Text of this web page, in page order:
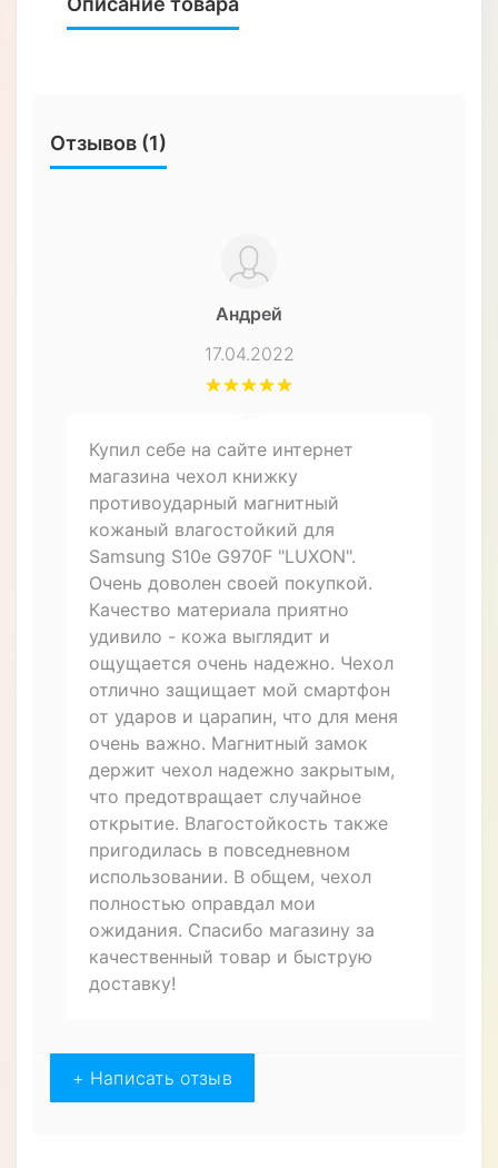
Характеристики
ЧЕХЛЫ ДЛЯ СМАРТФОНОВ
Особенности
Влагозащищенный,
Противоударный
Назначение
Для телефона
Описание товара
Отзывов (1)